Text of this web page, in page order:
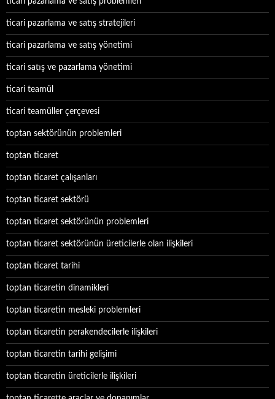
ticari pazarlama ve satış stratejileri
ticari pazarlama ve satış yönetimi
ticari satış ve pazarlama yönetimi
ticari teamül
ticari teamüller çerçevesi
toptan sektörünün problemleri
toptan ticaret
toptan ticaret çalışanları
toptan ticaret sektörü
toptan ticaret sektörünün problemleri
toptan ticaret sektörünün üreticilerle olan ilişkileri
toptan ticaret tarihi
toptan ticaretin dinamikleri
toptan ticaretin mesleki problemleri
toptan ticaretin perakendecilerle ilişkileri
toptan ticaretin tarihi gelişimi
toptan ticaretin üreticilerle ilişkileri